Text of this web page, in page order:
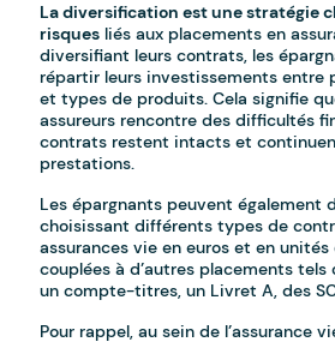
La diversification est une stratégie
risques liés aux placements en
diversifiant leurs contrats, les
répartir leurs investissements entre
et types de produits. Cela signifie
assureurs rencontre des difficultés
contrats restent intacts et
prestations.
Les épargnants peuvent également
choisissant différents types de
assurances vie en euros et en
couplées à d’autres placements tels
un compte-titres, un Livret A, des
Pour rappel, au sein de l’assurance